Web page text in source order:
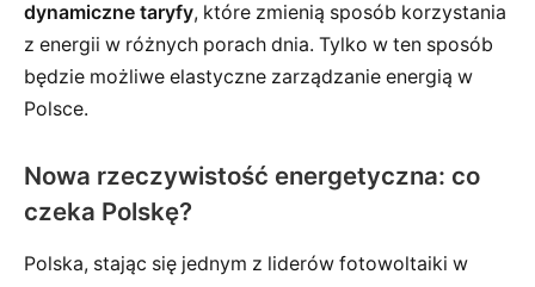
dynamiczne taryfy, które zmienią sposób korzystania
z energii w różnych porach dnia. Tylko w ten sposób
będzie możliwe elastyczne zarządzanie energią w
Polsce.
Nowa rzeczywistość energetyczna: co
czeka Polskę?
Polska, stając się jednym z liderów fotowoltaiki w